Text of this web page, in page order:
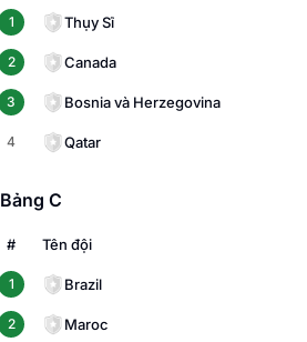
1 Thụy Sĩ
2 Canada
3 Bosnia và Herzegovina
4 Qatar
Bảng C
# Tên đội
1 Brazil
2 Maroc